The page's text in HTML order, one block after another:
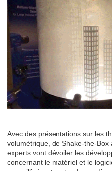
Avec des présentations sur les
volumétrique, de Shake-the-Box
experts vont dévoiler les
concernant le matériel et le